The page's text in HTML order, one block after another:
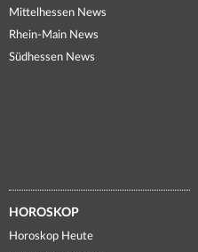
Mittelhessen News
Rhein-Main News
Südhessen News
HOROSKOP
Horoskop Heute